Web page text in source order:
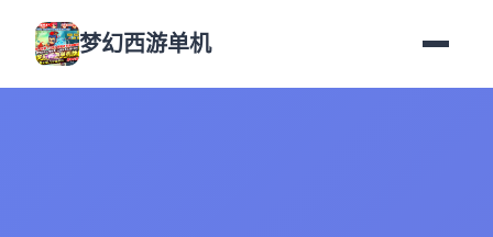
梦幻西游单机